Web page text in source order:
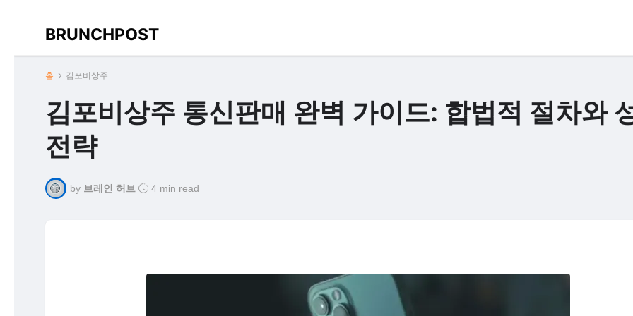
BRUNCHPOST
홈 김포비상주
김포비상주 통신판매 완벽 가이드: 합법적 절차와
전략
by 브레인 허브 4 min read